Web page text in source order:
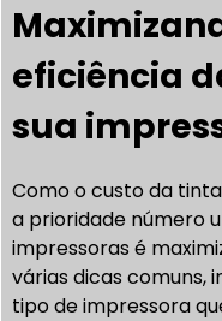
eficiência
sua
Como o custo da
a prioridade número
impressoras é
várias dicas comuns,
tipo de impressora